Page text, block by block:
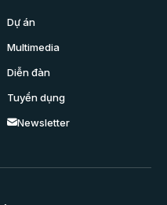
Dự án
Multimedia
Diễn đàn
Tuyển dụng
Newsletter